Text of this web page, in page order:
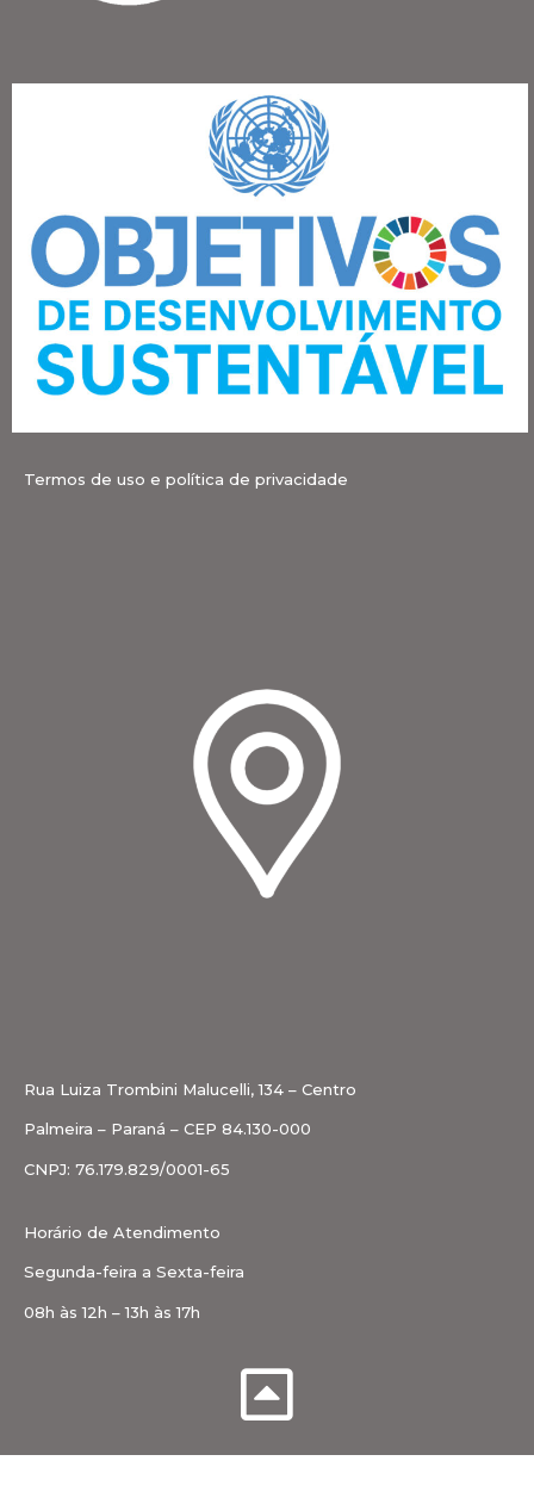
Termos de uso e política de privacidade
Rua Luiza Trombini Malucelli, 134 – Centro
Palmeira – Paraná – CEP 84.130-000
CNPJ: 76.179.829/0001-65
Horário de Atendimento
Segunda-feira a Sexta-feira
08h às 12h – 13h às 17h